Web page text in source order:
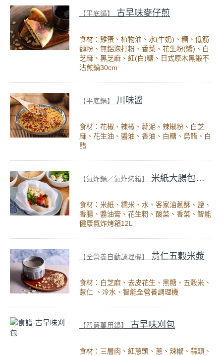
【平底鍋】 古早味麥仔煎
食材：雞蛋、植物油、水(牛奶)、糖、低筋
麵粉、無鋁泡打粉、香菜、花生粉(醬)、白
芝麻、黑芝麻、紅(白)糖、日式原木黑鍛不
沾煎鍋30cm
【平底鍋】 川味醬
食材：花椒、辣椒、蒜泥、辣椒粉、白芝
麻、花生油、醬油、香油、白糖、烏醋、白
醋
【氣炸鍋／氣炸烤箱】 米紙大腸包小腸
食材：米紙、糯米、水、客家油蔥酥、鹽、
香腸、醬油膏、花生粉、酸菜、香菜、智能
健康氣炸烤箱12L
【全營養自動調理機】 薏仁五穀米漿
食材：白芝麻、去皮花生、黑糖、五穀米、
薏仁 、冷水、智能全營養調理機
【智慧萬用鍋】 古早味刈包
食材：三層肉、紅蔥頭、蔥、辣椒、蒜頭、